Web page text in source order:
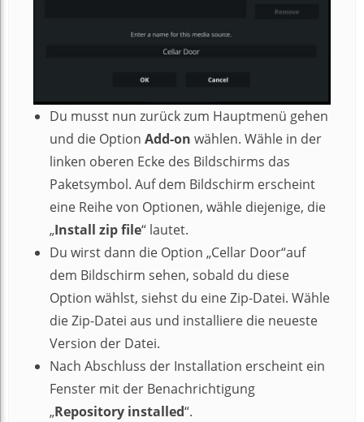
Du musst nun zurück zum Hauptmenü gehen
und die Option Add-on wählen. Wähle in der
linken oberen Ecke des Bildschirms das
Paketsymbol. Auf dem Bildschirm erscheint
eine Reihe von Optionen, wähle diejenige, die
„Install zip file“ lautet.
Du wirst dann die Option „Cellar Door“auf
dem Bildschirm sehen, sobald du diese
Option wählst, siehst du eine Zip-Datei. Wähle
die Zip-Datei aus und installiere die neueste
Version der Datei.
Nach Abschluss der Installation erscheint ein
Fenster mit der Benachrichtigung
„Repository installed“.